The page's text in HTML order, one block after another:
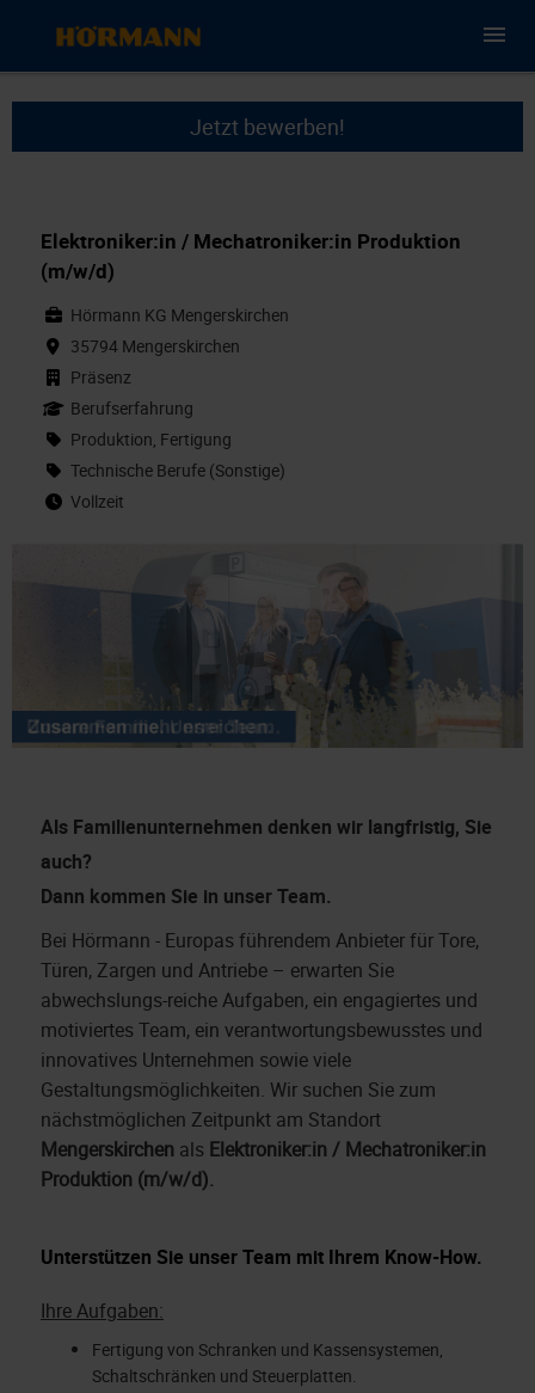
Jetzt bewerben!
Elektroniker:in / Mechatroniker:in Produktion
(m/w/d)
Hörmann KG Mengerskirchen
35794 Mengerskirchen
Präsenz
Berufserfahrung
Produktion, Fertigung
Technische Berufe (Sonstige)
Vollzeit
Als Familienunternehmen denken wir langfristig, Sie
auch?
Dann kommen Sie in unser Team.
Bei Hörmann - Europas führendem Anbieter für Tore,
Türen, Zargen und Antriebe – erwarten Sie
abwechslungs-reiche Aufgaben, ein engagiertes und
motiviertes Team, ein verantwortungsbewusstes und
innovatives Unternehmen sowie viele
Gestaltungsmöglichkeiten. Wir suchen Sie zum
nächstmöglichen Zeitpunkt am Standort
Mengerskirchen als Elektroniker:in / Mechatroniker:in
Produktion (m/w/d).
Unterstützen Sie unser Team mit Ihrem Know-How.
Ihre Aufgaben:
Fertigung von Schranken und Kassensystemen,
Schaltschränken und Steuerplatten.